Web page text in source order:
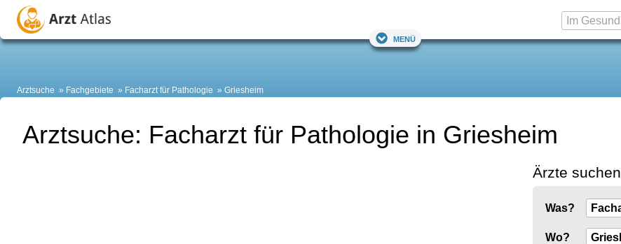
Menü
Arztsuche Fachgebiete Facharzt für Pathologie Griesheim
Arztsuche: Facharzt für Pathologie in Griesheim
Ärzte suchen
Was?
Wo?